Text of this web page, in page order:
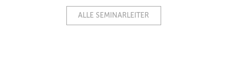
ALLE SEMINARLEITER